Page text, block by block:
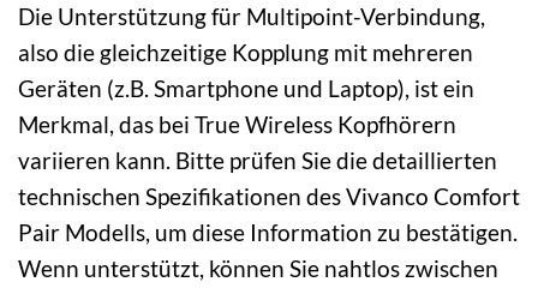
Die Unterstützung für Multipoint-Verbindung,
also die gleichzeitige Kopplung mit mehreren
Geräten (z.B. Smartphone und Laptop), ist ein
Merkmal, das bei True Wireless Kopfhörern
variieren kann. Bitte prüfen Sie die detaillierten
technischen Spezifikationen des Vivanco Comfort
Pair Modells, um diese Information zu bestätigen.
Wenn unterstützt, können Sie nahtlos zwischen